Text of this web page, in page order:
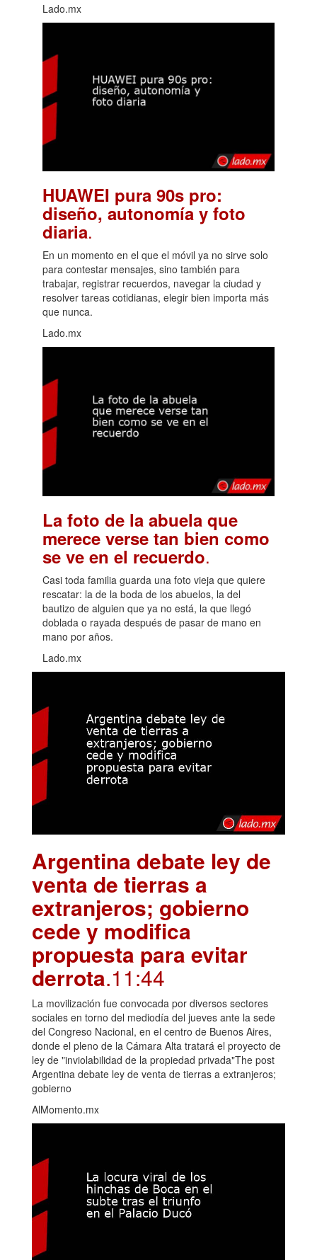
Lado.mx
HUAWEI pura 90s pro:
diseño, autonomía y foto
diaria.
En un momento en el que el móvil ya no sirve solo
para contestar mensajes, sino también para
trabajar, registrar recuerdos, navegar la ciudad y
resolver tareas cotidianas, elegir bien importa más
que nunca.
Lado.mx
La foto de la abuela que
merece verse tan bien como
se ve en el recuerdo.
Casi toda familia guarda una foto vieja que quiere
rescatar: la de la boda de los abuelos, la del
bautizo de alguien que ya no está, la que llegó
doblada o rayada después de pasar de mano en
mano por años.
Lado.mx
Argentina debate ley de
venta de tierras a
extranjeros; gobierno
cede y modifica
propuesta para evitar
derrota.11:44
La movilización fue convocada por diversos sectores
sociales en torno del mediodía del jueves ante la sede
del Congreso Nacional, en el centro de Buenos Aires,
donde el pleno de la Cámara Alta tratará el proyecto de
ley de "inviolabilidad de la propiedad privada"The post
Argentina debate ley de venta de tierras a extranjeros;
gobierno
AlMomento.mx